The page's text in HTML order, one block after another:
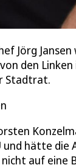
Jörg
den Linken
Stadtrat.
und hätte die
auf eine